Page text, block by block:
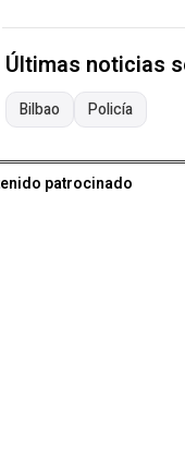
Últimas noticias
Bilbao Policía
patrocinado